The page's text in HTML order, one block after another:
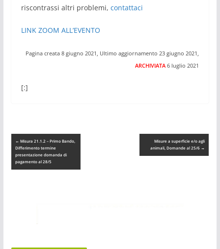
riscontrassi altri problemi, contattaci
LINK ZOOM ALL’EVENTO
Pagina creata 8 giugno 2021, Ultimo aggiornamento 23 giugno 2021,
ARCHIVIATA6 luglio 2021
[:]
← Misura 21.1.2 – Primo Bando,
Differimento termine
presentazione domanda di
pagamento al 28/5
Misure a superficie e/o agli
animali, Domande al 25/6 →